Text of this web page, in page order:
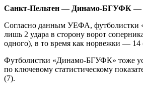
Санкт-Пельтен — Динамо-БГУФК —
Согласно данным УЕФА, футболистки
лишь 2 удара в сторону ворот
одного), в то время как норвежки — 14
Футболистки «Динамо-БГУФК» тоже
по ключевому статистическому
(7).